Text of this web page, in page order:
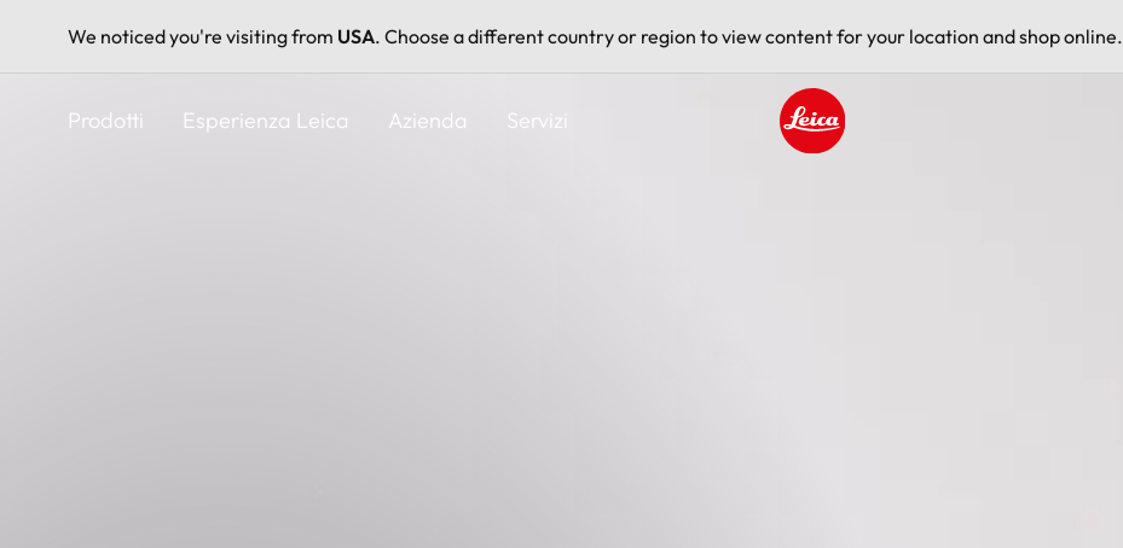
We noticed you're visiting from USA. Choose a different country or region to view content for your location and shop online.
Prodotti Esperienza Leica Azienda Servizi